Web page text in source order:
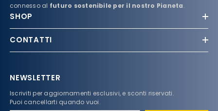
connesso al futuro sostenibile per il nostro Pianeta.
SHOP
CONTATTI
NEWSLETTER
Iscriviti per aggiornamenti esclusivi, e sconti riservati.
Puoi cancellarti quando vuoi.